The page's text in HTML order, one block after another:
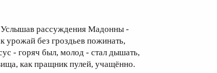
рассуждения Мадонны -
урожай без гроздьев пожинать,
- горяч был, молод - стал дышать,
как пращник пулей, учащённо.